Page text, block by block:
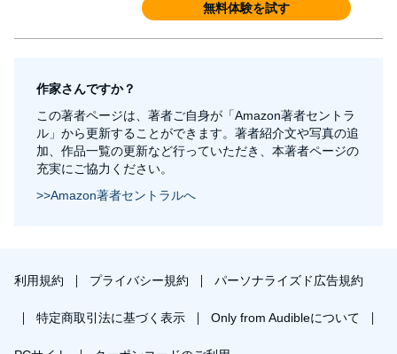
無料体験を試す
作家さんですか？
この著者ページは、著者ご自身が「Amazon著者セントラ
ル」から更新することができます。著者紹介文や写真の追
加、作品一覧の更新など行っていただき、本著者ページの
充実にご協力ください。
>>Amazon著者セントラルへ
利用規約 プライバシー規約 パーソナライズド広告規約
特定商取引法に基づく表示 Only from Audibleについて